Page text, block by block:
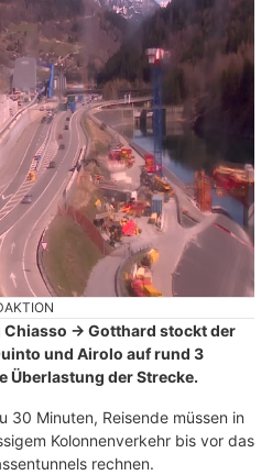
→ Gotthard stockt der
und Airolo auf rund 3
Überlastung der Strecke.
30 Minuten, Reisende müssen in
Kolonnenverkehr bis vor das
rechnen.